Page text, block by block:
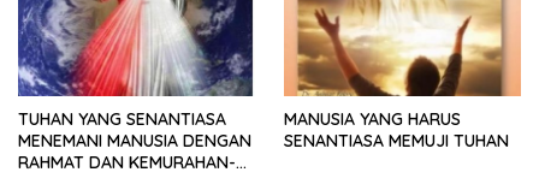
TUHAN YANG SENANTIASA
MENEMANI MANUSIA DENGAN
RAHMAT DAN KEMURAHAN-
MANUSIA YANG HARUS
SENANTIASA MEMUJI TUHAN